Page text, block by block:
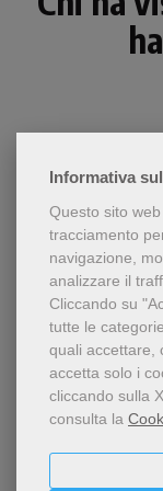
Informativa
Questo sito
tracciamento
navigazione,
analizzare il
Cliccando su
tutte le
quali accettare,
accetta solo i
cliccando sulla
consulta la